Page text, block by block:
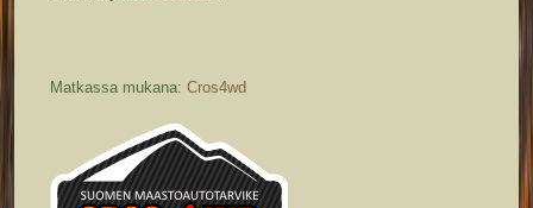
Matkassa mukana:Cros4wd